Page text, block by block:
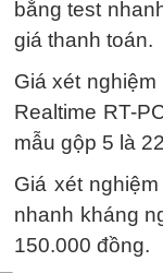
bằng test
giá thanh toán.
Giá xét
Realtime RT-
mẫu gộp 5 là
Giá xét
nhanh kháng
150.000 đồng.